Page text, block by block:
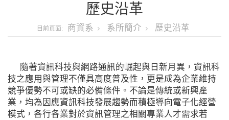
歷史沿革
目前頁面: 商資系 系所簡介 歷史沿革
隨著資訊科技與網路通訊的崛起與日新月異，資訊科
技之應用與管理不僅具高度普及性，更是成為企業維持
競爭優勢不可或缺的必備條件。不論是傳統或新興產
業，均為因應資訊科技發展趨勢而積極導向電子化經營
模式，各行各業對於資訊管理之相關專業人才需求若